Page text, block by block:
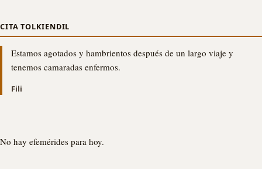
CITA TOLKIENDIL
Estamos agotados y hambrientos después de un largo viaje y
tenemos camaradas enfermos.
Fili
No hay efemérides para hoy.